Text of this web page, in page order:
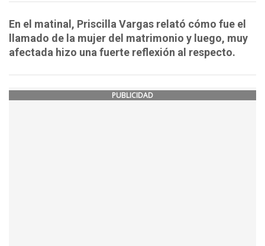
En el matinal, Priscilla Vargas relató cómo fue el
llamado de la mujer del matrimonio y luego, muy
afectada hizo una fuerte reflexión al respecto.
PUBLICIDAD